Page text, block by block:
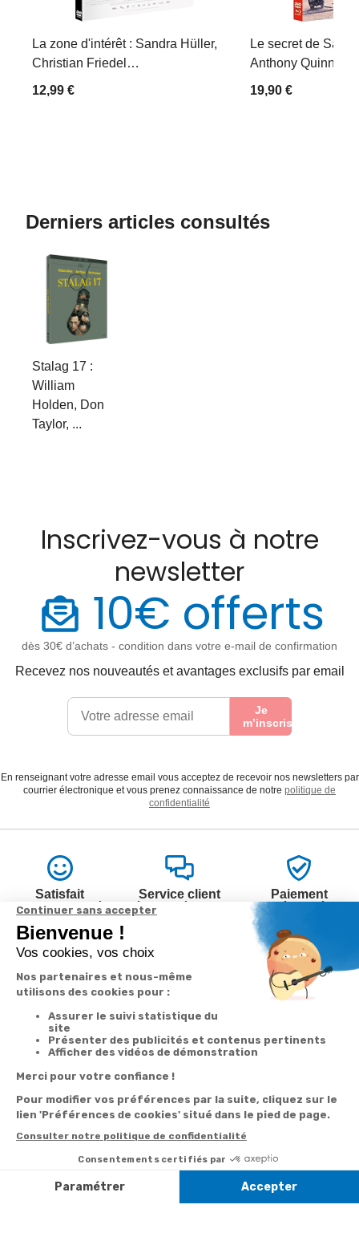
La zone d'intérêt : Sandra Hüller,
Christian Friedel…
12,99 €
Le secret de
Anthony Quinn,
19,90 €
Derniers articles consultés
Stalag 17 :
William
Holden, Don
Taylor, ...
Inscrivez-vous à notre
newsletter
10€ offerts
dès 30€ d’achats - condition dans votre e-mail de confirmation
Recevez nos nouveautés et avantages exclusifs par email
Je
m’inscris
En renseignant votre adresse email vous acceptez de recevoir nos newsletters par
courrier électronique et vous prenez connaissance de notre politique de
confidentialité
Satisfait
ou remboursé
Service client
à votre écoute
Paiement
Garantie
2 ans
Livraison
à la carte
Suivi de
commande
Votre
Suivi de
Paiement facilité
Satisfait ou
Nos services
Besoin d'aide
Abonnement à la
la newsletter
Par
Messenger
samedi de 8h à